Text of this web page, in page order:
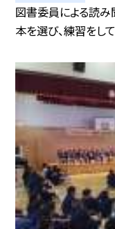
図書委員による読み
本を選び、練習をして